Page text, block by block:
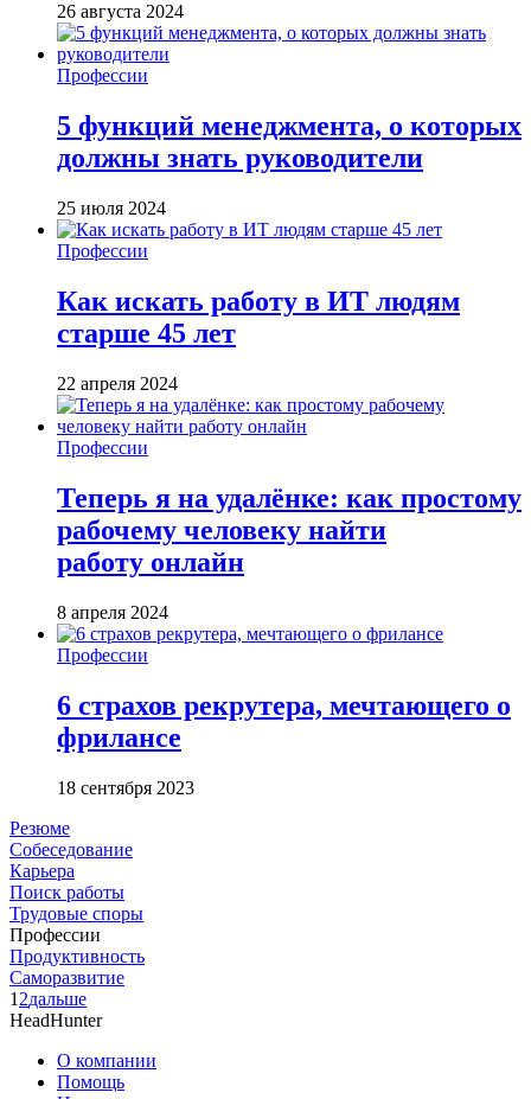
26 августа 2024
Профессии
5 функций менеджмента, о которых
должны знать руководители
25 июля 2024
Профессии
Как искать работу в ИТ людям
старше 45 лет
22 апреля 2024
Профессии
Теперь я на удалёнке: как простому
рабочему человеку найти
работу онлайн
8 апреля 2024
Профессии
6 страхов рекрутера, мечтающего о
фрилансе
18 сентября 2023
Резюме
Собеседование
Карьера
Поиск работы
Трудовые споры
Профессии
Продуктивность
Саморазвитие
1 2дальше
HeadHunter
О компании
Помощь